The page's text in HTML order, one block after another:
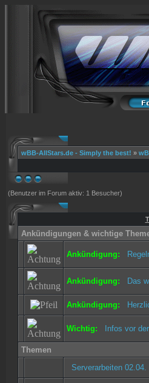
wBB-AllStars.de - Simply the best! »
(Benutzer im Forum aktiv: 1 Besucher)
Ankündigungen & wichtige
Ankündigung:
Ankündigung: Das
Ankündigung:
Wichtig: Infos vor
Themen
Serverarbeiten